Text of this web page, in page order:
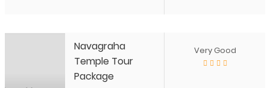
Navagraha
Temple Tour
Package
Very Good